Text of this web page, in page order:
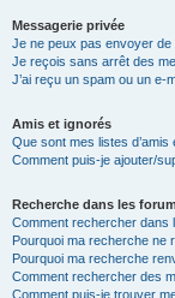
Messagerie privée
Je ne peux pas envoyer
Je reçois sans arrêt des
J’ai reçu un spam ou un e-
Amis et ignorés
Que sont mes listes d’amis
Comment puis-je ajouter/
Recherche dans les
Comment rechercher dans
Pourquoi ma recherche ne
Pourquoi ma recherche
Comment rechercher des
Comment puis-je trouver